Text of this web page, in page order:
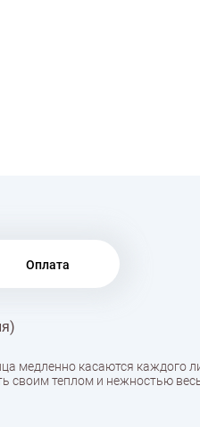
Оплата
медленно касаются каждого
своим теплом и нежностью